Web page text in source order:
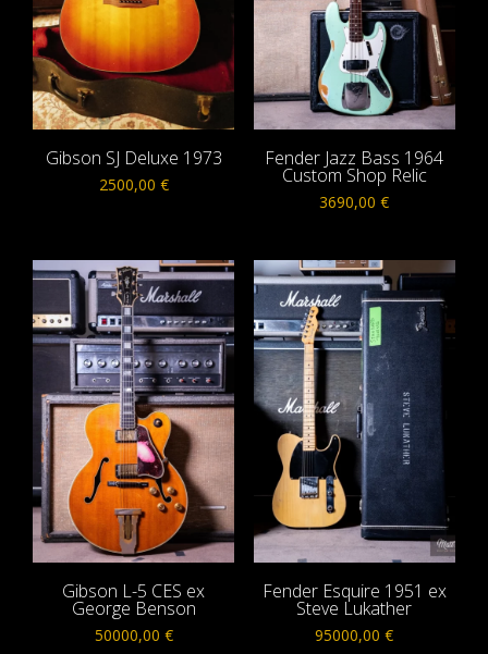
Gibson SJ Deluxe 1973
2500,00 €
Fender Jazz Bass 1964
Custom Shop Relic
3690,00€
Gibson L-5 CES ex
George Benson
50000,00 €
Fender Esquire 1951 ex
Steve Lukather
95000,00€